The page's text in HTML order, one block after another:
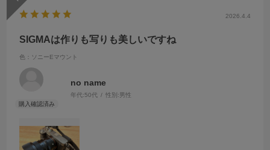
2026.4.4
SIGMAは作りも写りも美しいですね
色：ソニーEマウント
no name
年代:50代 性別:男性